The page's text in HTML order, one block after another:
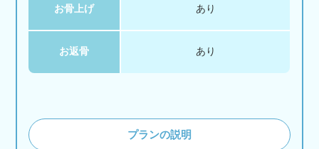
お骨上げ あり
お返骨 あり
プランの説明